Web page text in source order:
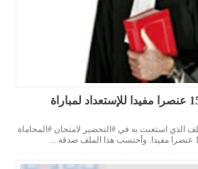
ملف يتضمن اكثر من 150 عنصرا مفيدا للإستعداد لمباراة
الذي استعنت به في #التحضير لامتحان #المحاماة